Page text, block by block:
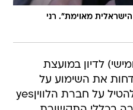
מאוימת". רני
לדיון במועצת
את השימוע על
הקנס שמבקשת המועצה להטיל על חברת הלוויןyes